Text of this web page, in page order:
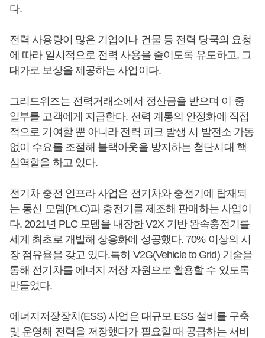
다.
전력 사용량이 많은 기업이나 건물 등 전력 당국의 요청
에 따라 일시적으로 전력 사용을 줄이도록 유도하고, 그
대가로 보상을 제공하는 사업이다.
그리드위즈는 전력거래소에서 정산금을 받으며 이 중
일부를 고객에게 지급한다. 전력 계통의 안정화에 직접
적으로 기여할 뿐 아니라 전력 피크 발생 시 발전소 가동
없이 수요를 조절해 블랙아웃을 방지하는 첨단시대 핵
심역할을 하고 있다.
전기차 충전 인프라 사업은 전기차와 충전기에 탑재되
는 통신 모뎀(PLC)과 충전기를 제조해 판매하는 사업이
다. 2021년 PLC 모뎀을 내장한 V2X 기반 완속충전기를
세계 최초로 개발해 상용화에 성공했다. 70% 이상의 시
장 점유율을 갖고 있다.특히 V2G(Vehicle to Grid) 기술을
통해 전기차를 에너지 저장 자원으로 활용할 수 있도록
만들었다.
에너지저장장치(ESS) 사업은 대규모 ESS 설비를 구축
및 운영해 전력을 저장했다가 필요할 때 공급하는 서비